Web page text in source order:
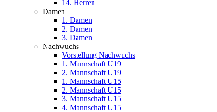
14. Herren
Damen
1. Damen
2. Damen
3. Damen
Nachwuchs
Vorstellung Nachwuchs
1. Mannschaft U19
2. Mannschaft U19
1. Mannschaft U15
2. Mannschaft U15
3. Mannschaft U15
4. Mannschaft U15